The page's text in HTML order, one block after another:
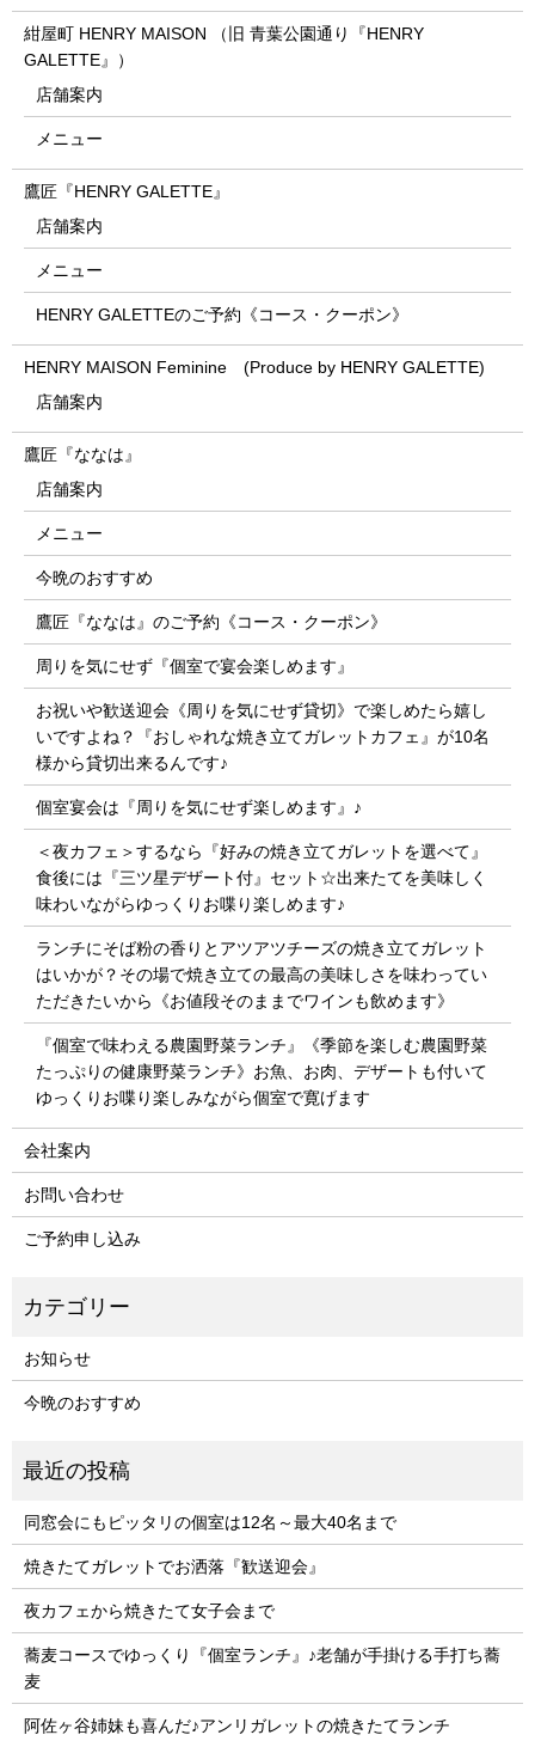
紺屋町 HENRY MAISON （旧 青葉公園通り『HENRY
GALETTE』）
店舗案内
メニュー
鷹匠『HENRY GALETTE』
店舗案内
メニュー
HENRY GALETTEのご予約《コース・クーポン》
HENRY MAISON Feminine (Produce by HENRY GALETTE)
店舗案内
鷹匠『ななは』
店舗案内
メニュー
今晩のおすすめ
鷹匠『ななは』のご予約《コース・クーポン》
周りを気にせず『個室で宴会楽しめます』
お祝いや歓送迎会《周りを気にせず貸切》で楽しめたら嬉し
いですよね？『おしゃれな焼き立てガレットカフェ』が10名
様から貸切出来るんです♪
個室宴会は『周りを気にせず楽しめます』♪
＜夜カフェ＞するなら『好みの焼き立てガレットを選べて』
食後には『三ツ星デザート付』セット☆出来たてを美味しく
味わいながらゆっくりお喋り楽しめます♪
ランチにそば粉の香りとアツアツチーズの焼き立てガレット
はいかが？その場で焼き立ての最高の美味しさを味わってい
ただきたいから《お値段そのままでワインも飲めます》
『個室で味わえる農園野菜ランチ』《季節を楽しむ農園野菜
たっぷりの健康野菜ランチ》お魚、お肉、デザートも付いて
ゆっくりお喋り楽しみながら個室で寛げます
会社案内
お問い合わせ
ご予約申し込み
お知らせ
今晩のおすすめ
同窓会にもピッタリの個室は12名～最大40名まで
焼きたてガレットでお洒落『歓送迎会』
夜カフェから焼きたて女子会まで
蕎麦コースでゆっくり『個室ランチ』♪老舗が手掛ける手打ち蕎
麦
阿佐ヶ谷姉妹も喜んだ♪アンリガレットの焼きたてランチ